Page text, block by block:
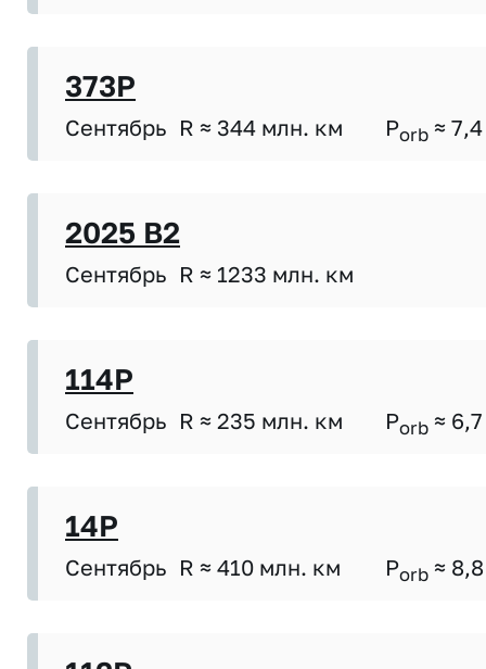
373P
Сентябрь R ≈ 344 млн. км Porb ≈ 7,4
2025 B2
Сентябрь R ≈ 1233 млн. км
114P
Сентябрь R ≈ 235 млн. км Porb ≈ 6,7
14P
Сентябрь R ≈ 410 млн. км Porb ≈ 8,8